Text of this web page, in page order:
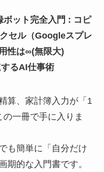
ット完全入門 : コピ
セル（Googleスプレ
性は∞(無限大)
るAI仕事術
算、家計簿入力が「1
一冊で手に入りま
も簡単に「自分だけ
期的な入門書です。